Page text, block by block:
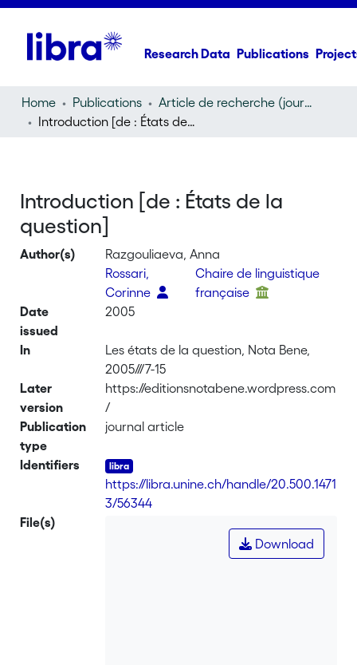
Research Data Publications
Home Publications
Article de recherche (journal article)
Introduction [de : États de la question]
Introduction [de : États de la
question]
Author(s)
Razgouliaeva, Anna
Rossari,
Corinne
Chaire de linguistique
française
Date
issued
2005
In
Les états de la question, Nota Bene,
2005///7-15
Later
version
https://editionsnotabene.wordpress.com
/
Publication
type
journal article
Identifiers
https://libra.unine.ch/handle/20.500.1471
3/56344
File(s)
Download